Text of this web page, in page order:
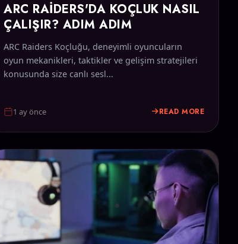
ARC RAIDERS'DA KOÇLUK NASIL
ÇALIŞIR? ADIM ADIM
ARC Raiders Koçluğu, deneyimli oyuncuların
oyun mekanikleri, taktikler ve gelişim stratejileri
konusunda size canlı sesl...
1 ay önce READ MORE